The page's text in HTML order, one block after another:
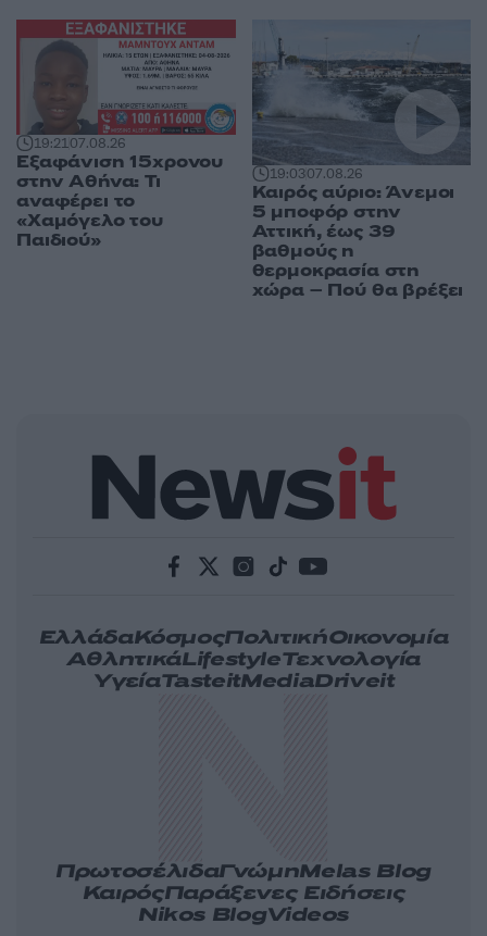
19:2107.08.26
Εξαφάνιση 15χρονου
στην Αθήνα: Τι
αναφέρει το
«Χαμόγελο του
Παιδιού»
19:0307.08.26
Καιρός αύριο: Άνεμοι
5 μποφόρ στην
Αττική, έως 39
βαθμούς η
θερμοκρασία στη
χώρα – Πού θα βρέξει
ΕλλάδαΚόσμοςΠολιτικήΟικονομία
ΑθλητικάLifestyleΤεχνολογία
ΥγείαTasteitMediaDriveit
ΠρωτοσέλιδαΓνώμηMelas Blog
ΚαιρόςΠαράξενες Ειδήσεις
Nikos BlogVideos